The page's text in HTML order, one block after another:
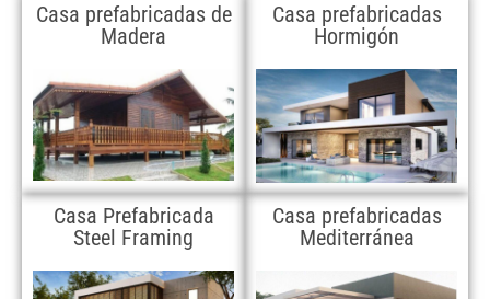
Casa prefabricadas de
Madera
Casa prefabricadas
Hormigón
Casa Prefabricada
Steel Framing
Casa prefabricadas
Mediterránea